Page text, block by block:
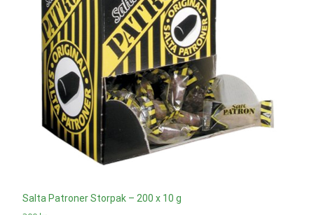
Salta Patroner Storpak – 200 x 10 g